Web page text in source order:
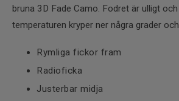
bruna 3D Fade Camo. Fodret är ulligt
temperaturen kryper ner några grader
Rymliga fickor fram
Radioficka
Justerbar midja